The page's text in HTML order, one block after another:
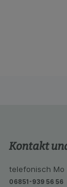
Kontakt
telefonisch Mo
06851-939 56 56